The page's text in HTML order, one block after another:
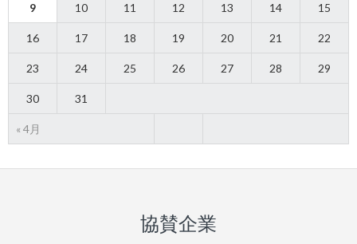
« 4月
9 10 11 12 13 14 15
16 17 18 19 20 21 22
23 24 25 26 27 28 29
30 31
協賛企業